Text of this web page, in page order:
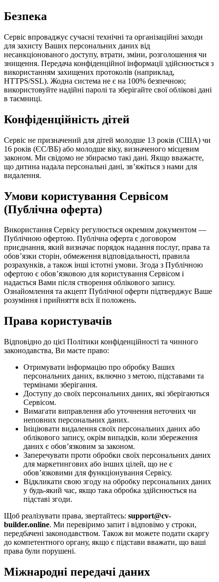
Безпека
Сервіс впроваджує сучасні технічні та організаційні заходи
для захисту Ваших персональних даних від
несанкціонованого доступу, втрати, зміни, розголошення чи
знищення. Передача конфіденційної інформації здійснюється з
використанням захищених протоколів (наприклад,
HTTPS/SSL). Жодна система не є на 100% безпечною;
використовуйте надійні паролі та зберігайте свої облікові дані
в таємниці.
Конфіденційність дітей
Сервіс не призначений для дітей молодше 13 років (США) чи
16 років (ЄС/ВБ) або молодше віку, визначеного місцевим
законом. Ми свідомо не збираємо такі дані. Якщо вважаєте,
що дитина надала персональні дані, зв’яжіться з нами для
видалення.
Умови користування Сервісом
(Публічна оферта)
Використання Сервісу регулюється окремим документом —
Публічною офертою. Публічна оферта є договором
приєднання, який визначає порядок надання послуг, права та
обов’язки сторін, обмеження відповідальності, правила
розрахунків, а також інші істотні умови. Згода з Публічною
офертою є обов’язковою для користування Сервісом і
надається Вами після створення облікового запису.
Ознайомлення та акцепт Публічної оферти підтверджує Ваше
розуміння і прийняття всіх її положень.
Права користувачів
Відповідно до цієї Політики конфіденційності та чинного
законодавства, Ви маєте право:
Отримувати інформацію про обробку Ваших
персональних даних, включно з метою, підставами та
термінами зберігання.
Доступу до своїх персональних даних, які зберігаються
Сервісом.
Вимагати виправлення або уточнення неточних чи
неповних персональних даних.
Ініціювати видалення своїх персональних даних або
облікового запису, окрім випадків, коли збереження
даних є обов’язковим за законом.
Заперечувати проти обробки своїх персональних даних
для маркетингових або інших цілей, що не є
обов’язковими для функціонування Сервісу.
Відкликати свою згоду на обробку персональних даних
у будь-який час, якщо така обробка здійснюється на
підставі згоди.
Щоб реалізувати права, звертайтесь: support@cv-
builder.online. Ми перевіримо запит і відповімо у строки,
передбачені законодавством. Також ви можете подати скаргу
до компетентного органу, якщо є підстави вважати, що ваші
права були порушені.
Міжнародні передачі даних